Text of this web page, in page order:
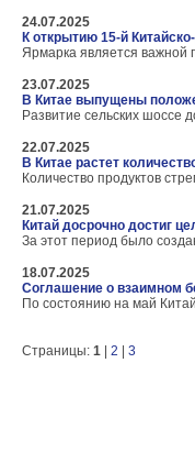
24.07.2025
К открытию 15-й
Ярмарка является важной
23.07.2025
В Китае выпущены
Развитие сельских шоссе
22.07.2025
В Китае растет
Количество продуктов
21.07.2025
Китай досрочно достиг
За этот период было
18.07.2025
Соглашение о взаимном
По состоянию на май
Страницы: 1 2 3